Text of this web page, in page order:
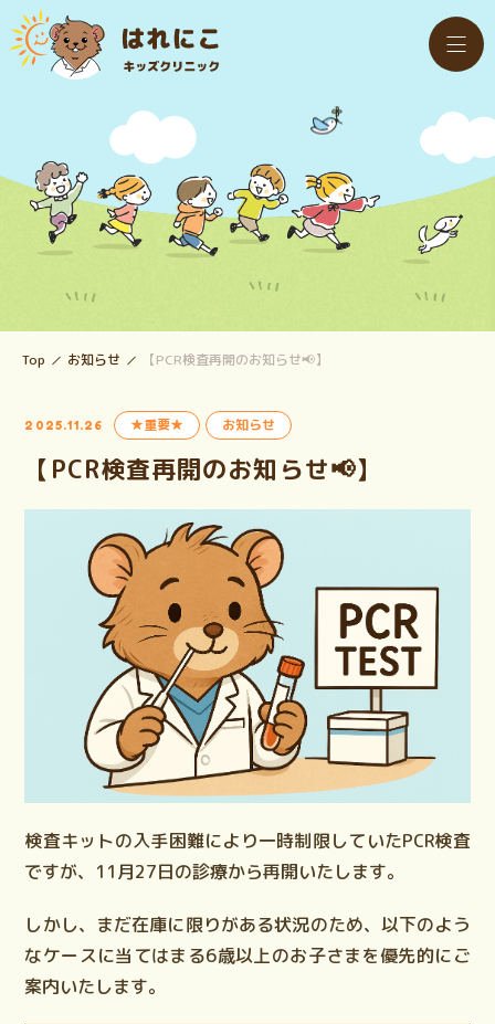
Top お知らせ 【PCR検査再開のお知らせ📢】
2025.11.26 ★重要★ お知らせ
【PCR検査再開のお知らせ📢】
検査キットの入手困難により一時制限していたPCR検査
ですが、11月27日の診療から再開いたします。
しかし、まだ在庫に限りがある状況のため、以下のよう
なケースに当てはまる6歳以上のお子さまを優先的にご
案内いたします。